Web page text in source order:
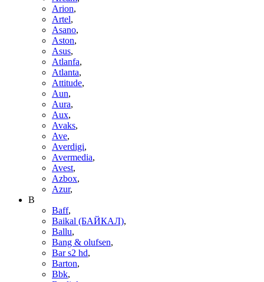
Arion,
Artel,
Asano,
Aston,
Asus,
Atlanfa,
Atlanta,
Attitude,
Aun,
Aura,
Aux,
Avaks,
Ave,
Averdigi,
Avermedia,
Avest,
Azbox,
Azur,
B
Baff,
Baikal (БАЙКАЛ),
Ballu,
Bang & olufsen,
Bar s2 hd,
Barton,
Bbk,